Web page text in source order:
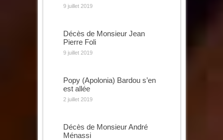
9 juillet 2019
Décès de Monsieur Jean
Pierre Foli
9 juillet 2019
Popy (Apolonia) Bardou s’en
est allée
2 juillet 2019
Décès de Monsieur André
Ménassi